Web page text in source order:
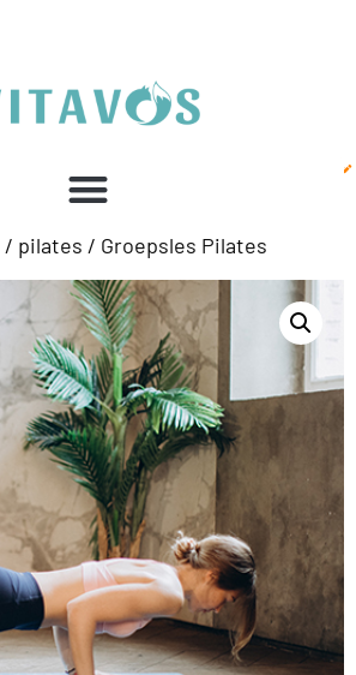
/ pilates / Groepsles Pilates